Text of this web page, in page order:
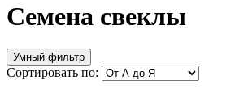
Семена свеклы
Умный фильтр
Сортировать по: